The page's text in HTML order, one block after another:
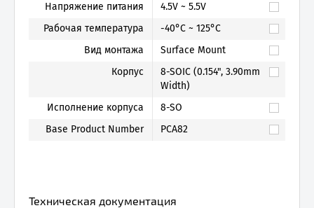
Напряжение питания
4.5V ~ 5.5V
Рабочая температура
-40°C ~ 125°C
Вид монтажа
Surface Mount
Корпус
8-SOIC (0.154", 3.90mm
Width)
Исполнение корпуса
8-SO
Base Product Number
PCA82
Техническая документация